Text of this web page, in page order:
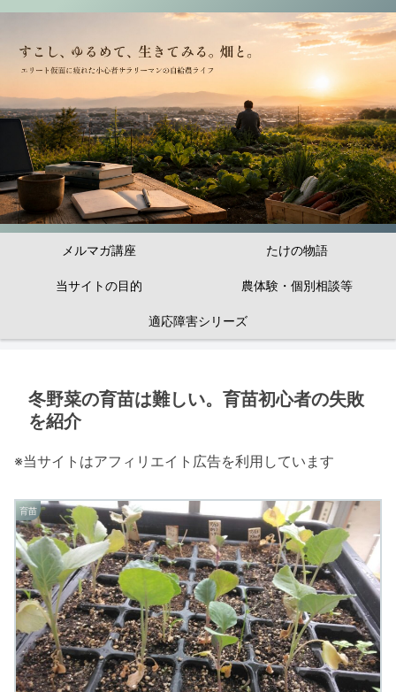
メルマガ講座 たけの物語
当サイトの目的 農体験・個別相談等
適応障害シリーズ
冬野菜の育苗は難しい。育苗初心者の失敗
を紹介
※当サイトはアフィリエイト広告を利用しています
育苗